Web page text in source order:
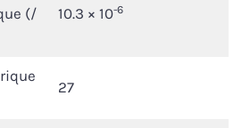
(/
10.3 × 10-6
27